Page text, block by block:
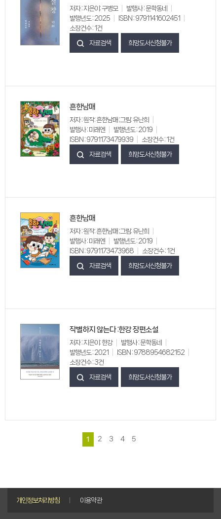
저자 : 지은이: 구병모
발행사 : 문학동네
발행년도 : 2025
ISBN : 9791141602451
소장건수 : 1건
자료검색 희망도서신청불가
흔한남매
저자 : 원작: 흔한남매 ;그림: 유난희
발행사 : 미래엔
발행년도 : 2019
ISBN : 9791173479939
소장건수 : 1건
자료검색 희망도서신청불가
흔한남매
저자 : 원작: 흔한남매 ;그림: 유난희
발행사 : 미래엔
발행년도 : 2019
ISBN : 9791173473968
소장건수 : 1건
자료검색 희망도서신청불가
작별하지 않는다 :한강 장편소설
저자 : 지은이: 한강
발행사 : 문학동네
발행년도 : 2021
ISBN : 9788954682152
소장건수 : 3건
자료검색 희망도서신청불가
1 2 3 4 5
개인정보처리방침 이용약관